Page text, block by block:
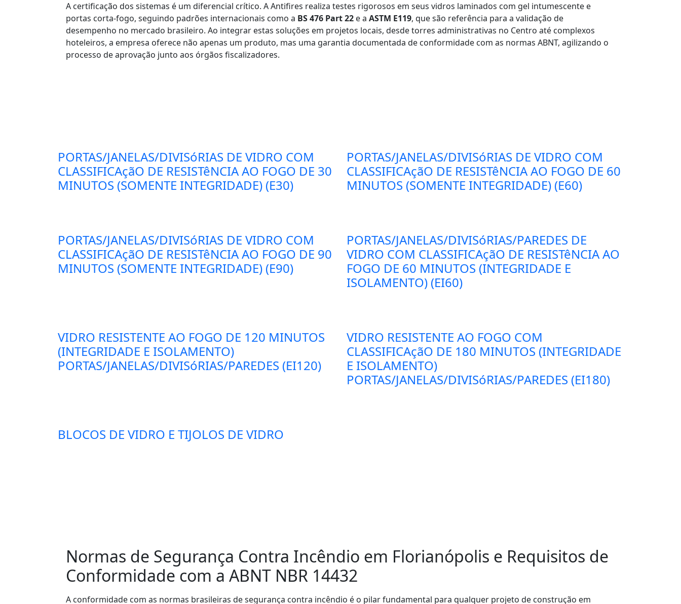
A certificação dos sistemas é um diferencial crítico. A Antifires realiza testes rigorosos em seus vidros laminados com gel intumescente e
portas corta-fogo, seguindo padrões internacionais como a BS 476 Part 22 e a ASTM E119, que são referência para a validação de
desempenho no mercado brasileiro. Ao integrar estas soluções em projetos locais, desde torres administrativas no Centro até complexos
hoteleiros, a empresa oferece não apenas um produto, mas uma garantia documentada de conformidade com as normas ABNT, agilizando o
processo de aprovação junto aos órgãos fiscalizadores.
PORTAS/JANELAS/DIVISóRIAS DE VIDRO COM
CLASSIFICAçãO DE RESISTêNCIA AO FOGO DE 30
MINUTOS (SOMENTE INTEGRIDADE) (E30)
PORTAS/JANELAS/DIVISóRIAS DE VIDRO COM
CLASSIFICAçãO DE RESISTêNCIA AO FOGO DE 60
MINUTOS (SOMENTE INTEGRIDADE) (E60)
PORTAS/JANELAS/DIVISóRIAS DE VIDRO COM
CLASSIFICAçãO DE RESISTêNCIA AO FOGO DE 90
MINUTOS (SOMENTE INTEGRIDADE) (E90)
PORTAS/JANELAS/DIVISóRIAS/PAREDES DE
VIDRO COM CLASSIFICAçãO DE RESISTêNCIA AO
FOGO DE 60 MINUTOS (INTEGRIDADE E
ISOLAMENTO) (EI60)
VIDRO RESISTENTE AO FOGO DE 120 MINUTOS
(INTEGRIDADE E ISOLAMENTO)
PORTAS/JANELAS/DIVISóRIAS/PAREDES (EI120)
VIDRO RESISTENTE AO FOGO COM
CLASSIFICAçãO DE 180 MINUTOS (INTEGRIDADE
E ISOLAMENTO)
PORTAS/JANELAS/DIVISóRIAS/PAREDES (EI180)
BLOCOS DE VIDRO E TIJOLOS DE VIDRO
Normas de Segurança Contra Incêndio em Florianópolis e Requisitos de
Conformidade com a ABNT NBR 14432
A conformidade com as normas brasileiras de segurança contra incêndio é o pilar fundamental para qualquer projeto de construção em